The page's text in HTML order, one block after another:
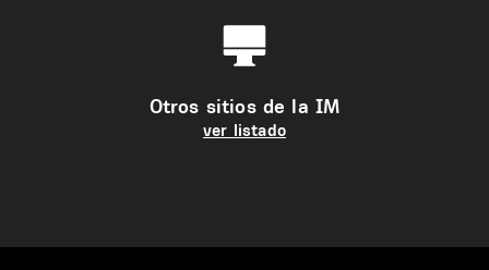
Otros sitios de la IM
ver listado